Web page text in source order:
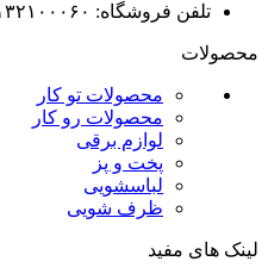
تلفن فروشگاه: ۰۳۱۳۲۱۰۰۰۶۰
محصولات
محصولات تو کار
محصولات رو کار
لوازم برقی
پخت و پز
لباسشویی
ظرف شویی
لینک های مفید